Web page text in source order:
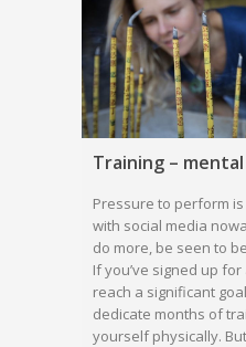
Training – mental
Pressure to perform
with social media
do more, be seen to
If you’ve signed up
reach a significant
dedicate months of
yourself physically.